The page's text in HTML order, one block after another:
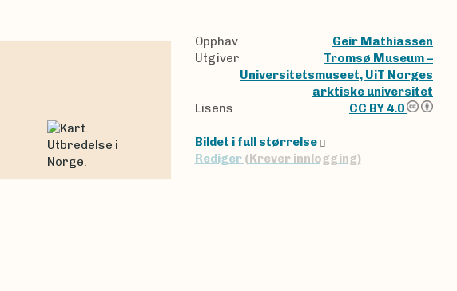
Opphav
Geir Mathiassen
Utgiver
Tromsø Museum –
Universitetsmuseet, UiT Norges
arktiske universitet
Lisens
CC BY 4.0
Bildet i full størrelse
Rediger (Krever innlogging)